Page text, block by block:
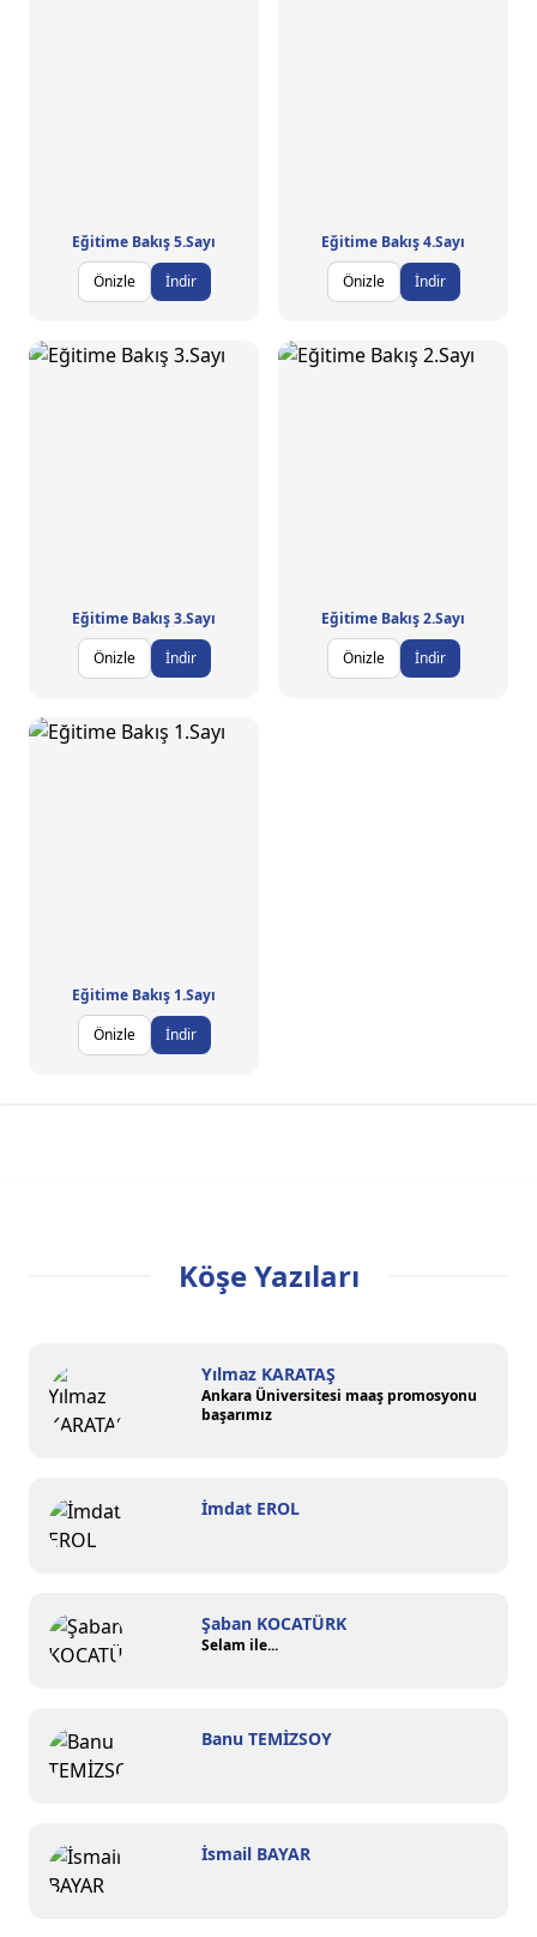
Eğitime Bakış 5.Sayı
Önizle
İndir
Eğitime Bakış 4.Sayı
Önizle
İndir
Eğitime Bakış 3.Sayı
Önizle
İndir
Eğitime Bakış 2.Sayı
Önizle
İndir
Eğitime Bakış 1.Sayı
Önizle
İndir
Köşe Yazıları
Yılmaz KARATAŞ
Ankara Üniversitesi maaş promosyonu
başarımız
İmdat EROL
Şaban KOCATÜRK
Selam ile...
Banu TEMİZSOY
İsmail BAYAR